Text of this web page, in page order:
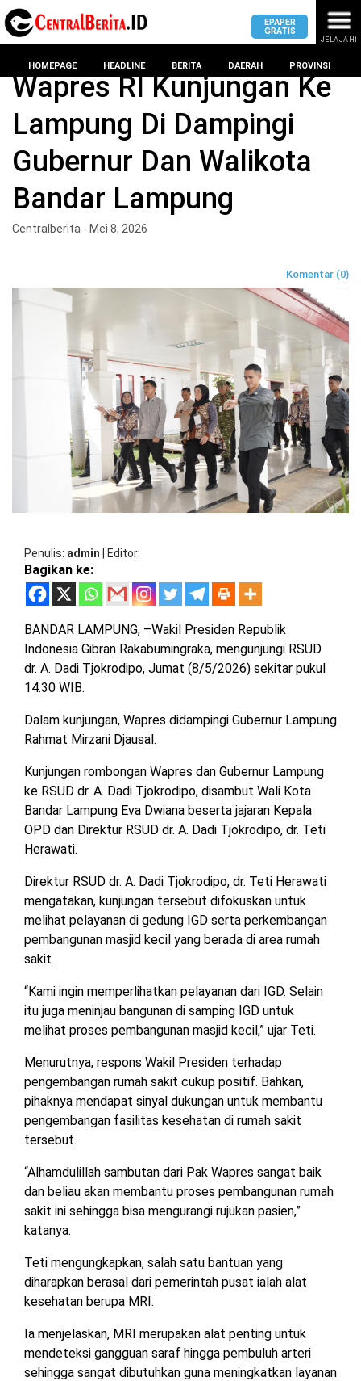
MASUK
KOTA
METRO
TANGGAMUS
PRINGSEWU
LAMPUNG
LAMPUNG
LAMPUNG
BARAT
LAMPUNG
TIMUR
LAMPUNG
UTARA
MESUJI
PESISIR
BARAT
TULANG
BAWANG
TULANG
BAWANG
BARAT
WAYKANAN
DPRD
PESAWARAN
TANGGAMUS
PRINGSEWU
DPRD
LAMSEL
DPRD
LAMTENG
LAMBAR
LAMTIM
DPRD
LAMPUNG
UTARA
DPRD
MESUJI
DPRD
PESISIR
DPRD
TULANG
DPRD
TULANG
BARAT
DPRD
WAYKANAN
LAMPUNG
PERIKLANAN
PRIVASI
MEDIA
MEDIA
SIBER
KAMI
EPAPER
GRATIS
JELAJAHI
HOMEPAGE HEADLINE BERITA DAERAH PROVINSI
Wapres RI Kunjungan Ke
Lampung Di Dampingi
Gubernur Dan Walikota
Bandar Lampung
Centralberita - Mei 8, 2026
Komentar (0)
Penulis admin | Editor
Bagikan ke:
BANDAR LAMPUNG, –Wakil Presiden Republik
Indonesia Gibran Rakabumingraka, mengunjungi RSUD
dr. A. Dadi Tjokrodipo, Jumat (8/5/2026) sekitar pukul
14.30 WIB.
Dalam kunjungan, Wapres didampingi Gubernur Lampung
Rahmat Mirzani Djausal.
Kunjungan rombongan Wapres dan Gubernur Lampung
ke RSUD dr. A. Dadi Tjokrodipo, disambut Wali Kota
Bandar Lampung Eva Dwiana beserta jajaran Kepala
OPD dan Direktur RSUD dr. A. Dadi Tjokrodipo, dr. Teti
Herawati.
Direktur RSUD dr. A. Dadi Tjokrodipo, dr. Teti Herawati
mengatakan, kunjungan tersebut difokuskan untuk
melihat pelayanan di gedung IGD serta perkembangan
pembangunan masjid kecil yang berada di area rumah
sakit.
“Kami ingin memperlihatkan pelayanan dari IGD. Selain
itu juga meninjau bangunan di samping IGD untuk
melihat proses pembangunan masjid kecil,” ujar Teti.
Menurutnya, respons Wakil Presiden terhadap
pengembangan rumah sakit cukup positif. Bahkan,
pihaknya mendapat sinyal dukungan untuk membantu
pengembangan fasilitas kesehatan di rumah sakit
tersebut.
“Alhamdulillah sambutan dari Pak Wapres sangat baik
dan beliau akan membantu proses pembangunan rumah
sakit ini sehingga bisa mengurangi rujukan pasien,”
katanya.
Teti mengungkapkan, salah satu bantuan yang
diharapkan berasal dari pemerintah pusat ialah alat
kesehatan berupa MRI.
Ia menjelaskan, MRI merupakan alat penting untuk
mendeteksi gangguan saraf hingga pembuluh arteri
sehingga sangat dibutuhkan guna meningkatkan layanan